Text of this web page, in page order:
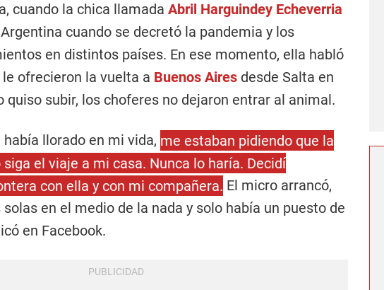
cuando la chica llamada Abril Harguindey Echeverria
cuando se decretó la pandemia y los
en distintos países. En ese momento, ella habló
ofrecieron la vuelta a Buenos Aires desde Salta en
quiso subir, los choferes no dejaron entrar al animal.
llorado en mi vida, me estaban pidiendo que la
siga el viaje a mi casa. Nunca lo haría. Decidí
con ella y con mi compañera. El micro arrancó,
en el medio de la nada y solo había un puesto de
en Facebook.